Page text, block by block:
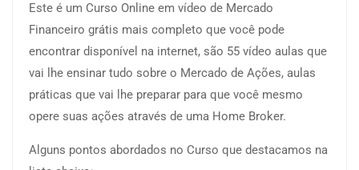
Este é um Curso Online em vídeo de Mercado
Financeiro grátis mais completo que você pode
encontrar disponível na internet, são 55 vídeo aulas que
vai lhe ensinar tudo sobre o Mercado de Ações, aulas
práticas que vai lhe preparar para que você mesmo
opere suas ações através de uma Home Broker.
Alguns pontos abordados no Curso que destacamos na